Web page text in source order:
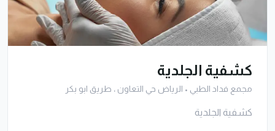
كشفية الجلدية
مجمع فداد الطبي • الرياض حي التعاون ، طريق ابو بكر
كشفية الجلدية